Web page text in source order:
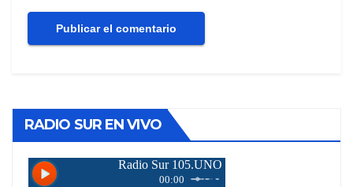
RADIO SUR EN VIVO